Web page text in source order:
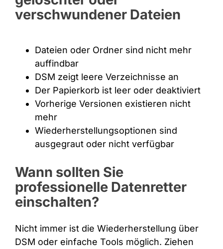
verschwundener Dateien
Dateien oder Ordner sind nicht mehr
auffindbar
DSM zeigt leere Verzeichnisse an
Der Papierkorb ist leer oder deaktiviert
Vorherige Versionen existieren nicht
mehr
Wiederherstellungsoptionen sind
ausgegraut oder nicht verfügbar
Wann sollten Sie
professionelle Datenretter
einschalten?
Nicht immer ist die Wiederherstellung über
DSM oder einfache Tools möglich. Ziehen